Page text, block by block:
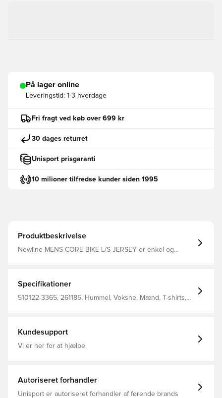
På lager online
Leveringstid: 1-3 hverdage
Fri fragt ved køb over 699 kr
30 dages returret
Unisport prisgaranti
10 milioner tilfredse kunder siden 1995
Produktbeskrivelse
Newline MENS CORE BIKE L/S JERSEY er enkel og
nederste kant hjælper med at holde trøjen på plads, når
du sidder på cyklen, mens en praktisk lynlåslomme er
placeret ved lænden. Denne Newline cykeltrøje har
Specifikationer
510122-3365, 261185, Hummel, Voksne, Mænd, T-shirts,
Kundesupport
Vi er her for at hjælpe
Autoriseret forhandler
Unisport er autoriseret forhandler af førende brands